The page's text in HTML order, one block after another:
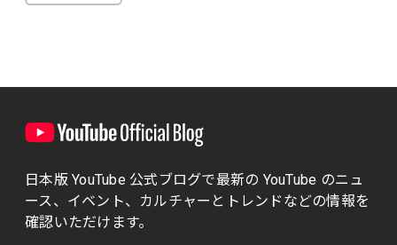
日本版 YouTube 公式ブログで最新の YouTube のニュ
ース、イベント、カルチャーとトレンドなどの情報を
確認いただけます。